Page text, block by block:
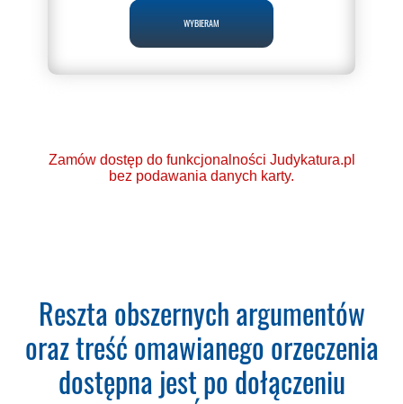
WYBIERAM
Zamów dostęp do funkcjonalności Judykatura.pl
bez podawania danych karty.
Ochronie Danych
Osobowych (RODO).
Codzienna aktualizacja
Reszta obszernych argumentów
oraz treść omawianego orzeczenia
dostępna jest po dołączeniu